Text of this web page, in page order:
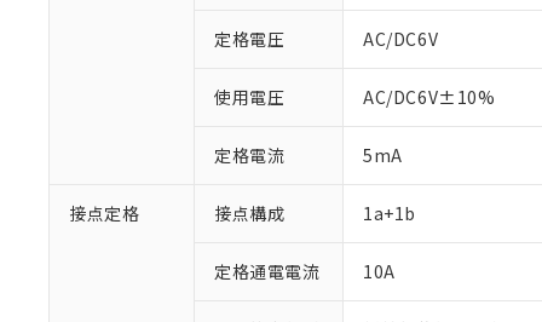
定格電圧 AC/DC6V
使用電圧 AC/DC6V±10%
定格電流 5mA
接点定格 接点構成 1a+1b
定格通電電流 10A
ご利用条件
以下の条件をお読
当社制御機
のであり、
調査・確認中：
非該当品：ライセ
仕入先様の事情に
があります。
鉛(Pb) 1000ppm以下、
ル（DBP） 1000ppm以
フタル酸エステル類の
「○」：最大均質
「×」：最大均質
「－」：未確認で
*中国RoHS10物質の基
Pb(鉛) :1000ppm、
Cr(Ⅵ)(六価クロム) :
DBP(フタル酸ジブチル
DEHP(フタル酸ビス(2-
などの必要
ます。
置等に一切
記
説明